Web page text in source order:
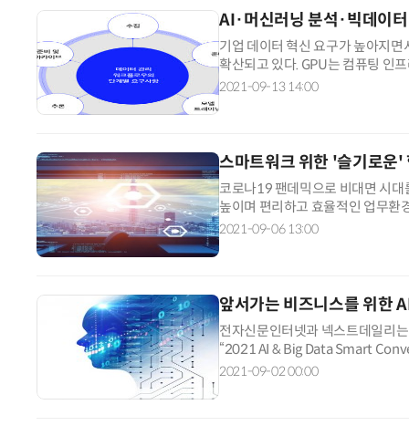
AI·머신러닝 분석·빅데이
기업 데이터 혁신 요구가 높아지
확산되고 있다. GPU는 컴퓨팅 인
큼 처리해야 할 데이터는 50%...
2021-09-13 14:00
스마트워크 위한 '슬기로운'
코로나19 팬데믹으로 비대면 시
높이며 편리하고 효율적인 업무환
정보사회진흥원(NIA)이...
2021-09-06 13:00
앞서가는 비즈니스를 위한
전자신문인터넷과 넥스트데일리
“2021 AI & Big Data Smart
2021-09-02 00:00